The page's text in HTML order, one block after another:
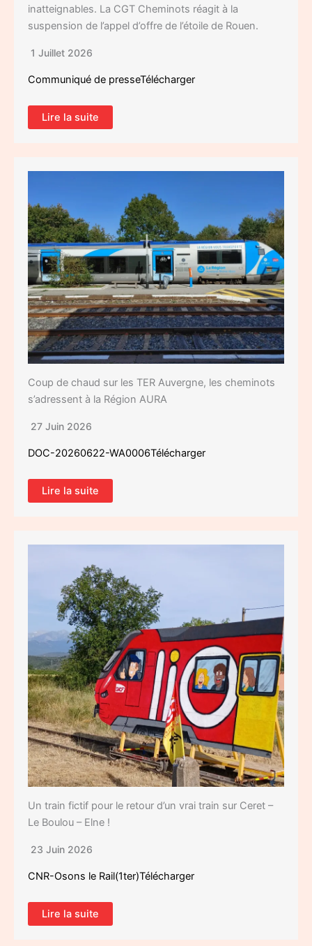
inatteignables. La CGT Cheminots réagit à la
suspension de l’appel d’offre de l’étoile de Rouen.
1 Juillet 2026
Communiqué de presseTélécharger
Lire la suite
Coup de chaud sur les TER Auvergne, les cheminots
s’adressent à la Région AURA
27 Juin 2026
DOC-20260622-WA0006Télécharger
Lire la suite
Un train fictif pour le retour d’un vrai train sur Ceret –
Le Boulou – Elne !
23 Juin 2026
CNR-Osons le Rail(1ter)Télécharger
Lire la suite